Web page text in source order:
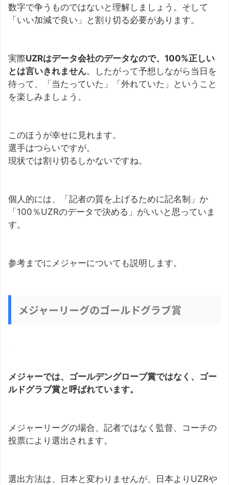
数字で争うものではないと理解しましょう。そして
「いい加減で良い」と割り切る必要があります。
実際UZRはデータ会社のデータなので、100%正しい
とは言いきれません。したがって予想しながら当日を
待って、「当たっていた」「外れていた」ということ
を楽しみましょう。
このほうが幸せに見れます。
選手はつらいですが。
現状では割り切るしかないですね。
個人的には、「記者の質を上げるために記名制」か
「100％UZRのデータで決める」がいいと思っていま
す。
参考までにメジャーについても説明します。
メジャーリーグのゴールドグラブ賞
メジャーでは、ゴールデングローブ賞ではなく、ゴー
ルドグラブ賞と呼ばれています。
メジャーリーグの場合、記者ではなく監督、コーチの
投票により選出されます。
選出方法は、日本と変わりませんが、日本よりUZRや